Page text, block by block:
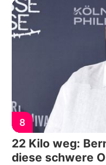
8
22 Kilo weg:
diese schwere